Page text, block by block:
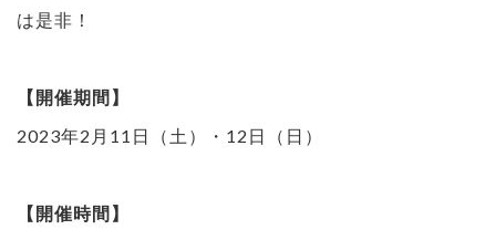
は是非！
【開催期間】
2023年2月11日（土）・12日（日）
【開催時間】